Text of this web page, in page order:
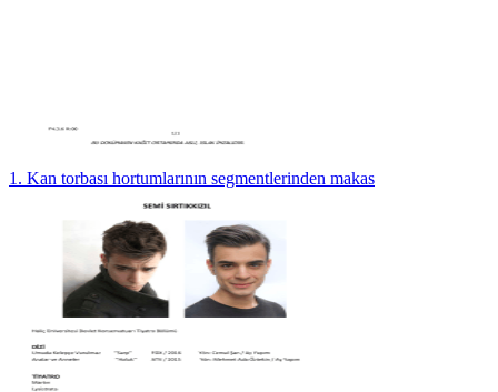
1. Kan torbası hortumlarının segmentlerinden makas